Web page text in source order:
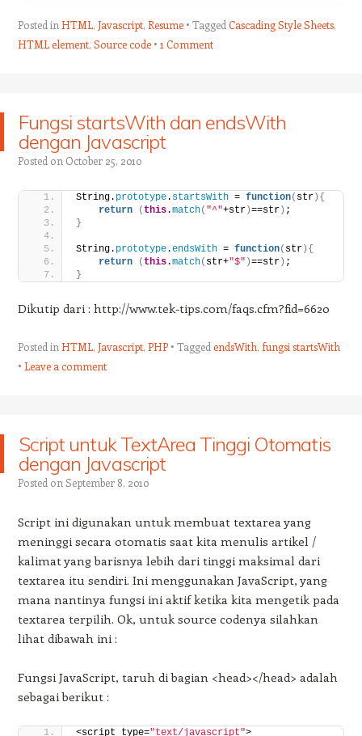
Posted in HTML, Javascript, Resume Tagged Cascading Style Sheets,
HTML element, Source code 1 Comment
Fungsi startsWith dan endsWith
dengan Javascript
Posted on October 25, 2010
String. prototype. startsWith = function( str) {
return
( this.match( "^"+str)==str) ;
}
String. prototype.endsWith = function( str) {
return
( this.match( str+"$" )==str) ;
}
Dikutip dari : http://www.tek-tips.com/faqs.cfm?fid=6620
Posted in HTML, Javascript, PHP Tagged endsWith, fungsi startsWith
Leave a comment
Script untuk TextArea Tinggi Otomatis
dengan Javascript
Posted on September 8, 2010
Script ini digunakan untuk membuat textarea yang
meninggi secara otomatis saat kita menulis artikel /
kalimat yang barisnya lebih dari tinggi maksimal dari
textarea itu sendiri. Ini menggunakan JavaScript, yang
mana nantinya fungsi ini aktif ketika kita mengetik pada
textarea terpilih. Ok, untuk source codenya silahkan
lihat dibawah ini :
Fungsi JavaScript, taruh di bagian <head></head> adalah
sebagai berikut :
<script type="text/javascript">